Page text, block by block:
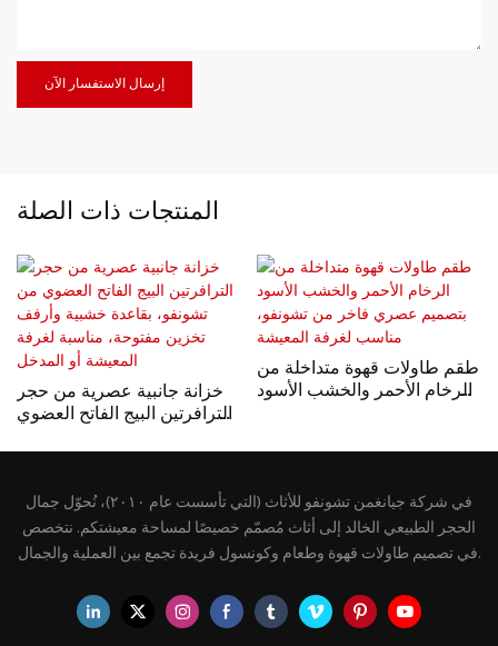
إرسال الاستفسار الآن
المنتجات ذات الصلة
خزانة جانبية عصرية من حجر
الترافرتين البيج الفاتح العضوي
طقم طاولات قهوة متداخلة من
الرخام الأحمر والخشب الأسود
في شركة جيانغمن تشونفو للأثاث (التي تأسست عام ٢٠١٠)، نُحوّل جمال
الحجر الطبيعي الخالد إلى أثاث مُصمّم خصيصًا لمساحة معيشتكم. نتخصص
في تصميم طاولات قهوة وطعام وكونسول فريدة تجمع بين العملية والجمال.